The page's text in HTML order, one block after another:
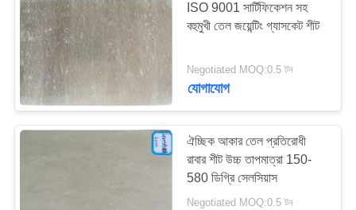
ISO 9001 সার্টিফিকেশন সহ
বহুমুখী তেল জয়েন্টিং গ্যাসকেট শীট
Negotiated MOQ:0.5 টন
যোগাযোগ
ঐচ্ছিক আকার তেল প্রতিরোধী
রাবার শীট উচ্চ তাপমাত্রা 150-
580 ডিগ্রি সেলসিয়াস
Negotiated MOQ:0.5 টন